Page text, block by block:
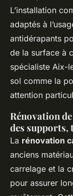
L’installation
adaptés à
antidérapants
de la surface à
spécialiste Aix-
sol comme la
attention
Rénovation
des supports,
La rénovation
anciens
carrelage et la
pour assurer